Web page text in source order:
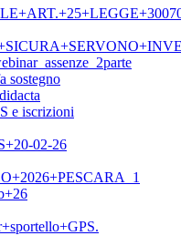
sostegno
e iscrizioni
02-26